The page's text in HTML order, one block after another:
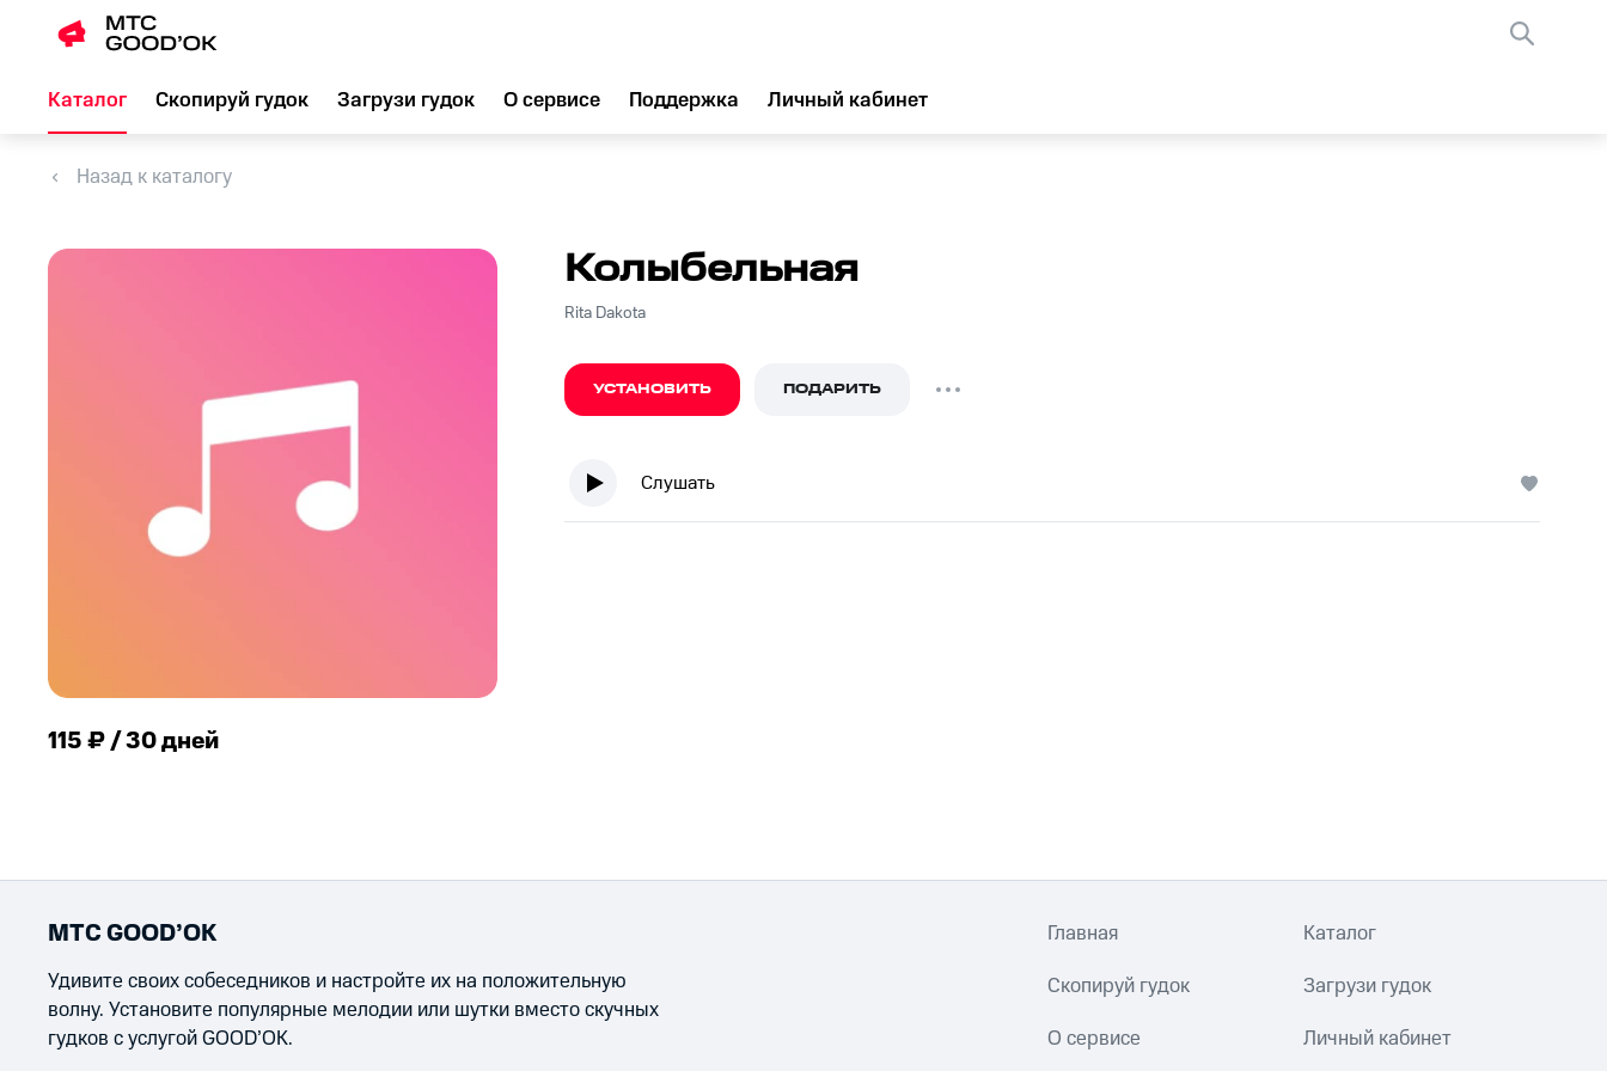
Каталог Скопируй гудок Загрузи гудок О сервисе Поддержка Личный кабинет
Назад к каталогу
115 ₽ / 30 дней
Колыбельная
Rita Dakota
УСТАНОВИТЬ ПОДАРИТЬ
Слушать
МТС GOOD’OK
Удивите своих собеседников и настройте их на положительную
волну. Установите популярные мелодии или шутки вместо скучных
гудков с услугой GOOD’OK.
Главная Каталог
Скопируй гудок Загрузи гудок
О сервисе Личный кабинет